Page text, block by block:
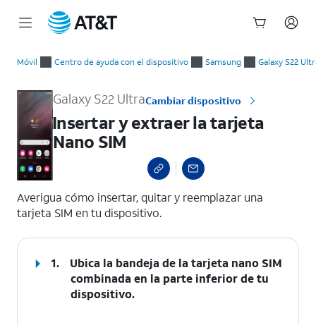
Móvil Centro de ayuda con el dispositivo Samsung Galaxy S22
Galaxy S22 UltraCambiar dispositivo
Insertar y extraer la tarjeta
Nano SIM
Averigua cómo insertar, quitar y reemplazar una
tarjeta SIM en tu dispositivo.
1.
Ubica la bandeja de la tarjeta nano SIM
combinada en la parte inferior de tu
dispositivo.